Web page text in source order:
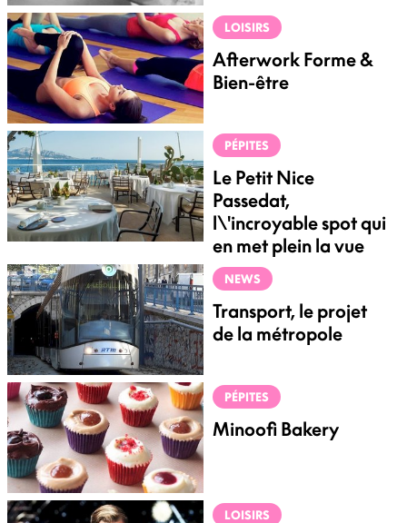
LOISIRS
Afterwork Forme &
Bien-être
PÉPITES
Le Petit Nice
Passedat,
l\'incroyable spot qui
en met plein la vue
NEWS
Transport, le projet
de la métropole
PÉPITES
Minoofi Bakery
LOISIRS